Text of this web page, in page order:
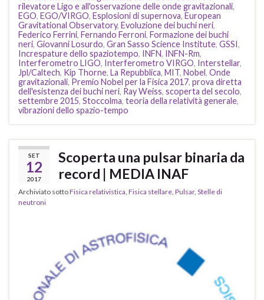
rilevatore Ligo e all'osservazione delle onde gravitazionali,
EGO, EGO/VIRGO, Esplosioni di supernova, European
Gravitational Observatory, Evoluzione dei buchi neri,
Federico Ferrini, Fernando Ferroni, Formazione dei buchi
neri, Giovanni Losurdo, Gran Sasso Science Institute, GSSI,
Increspature dello spaziotempo, INFN, INFN-Rm,
Interferometro LIGO, Interferometro VIRGO, Interstellar,
Jpl/Caltech, Kip Thorne, La Repubblica, MIT, Nobel, Onde
gravitazionali, Premio Nobel per la Fisica 2017, prova diretta
dell'esistenza dei buchi neri, Ray Weiss, scoperta del secolo,
settembre 2015, Stoccolma, teoria della relatività generale,
vibrazioni dello spazio-tempo
SET
12
2017
Scoperta una pulsar binaria da
record | MEDIA INAF
Archiviato sottoFisica relativistica Fisica stellare Pulsar, Stelle di
neutroni